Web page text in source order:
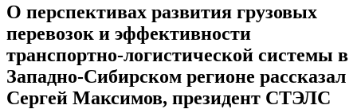
О перспективах развития грузовых
перевозок и эффективности
транспортно-логистической системы в
Западно-Сибирском регионе рассказал
Сергей Максимов, президент СТЭЛС